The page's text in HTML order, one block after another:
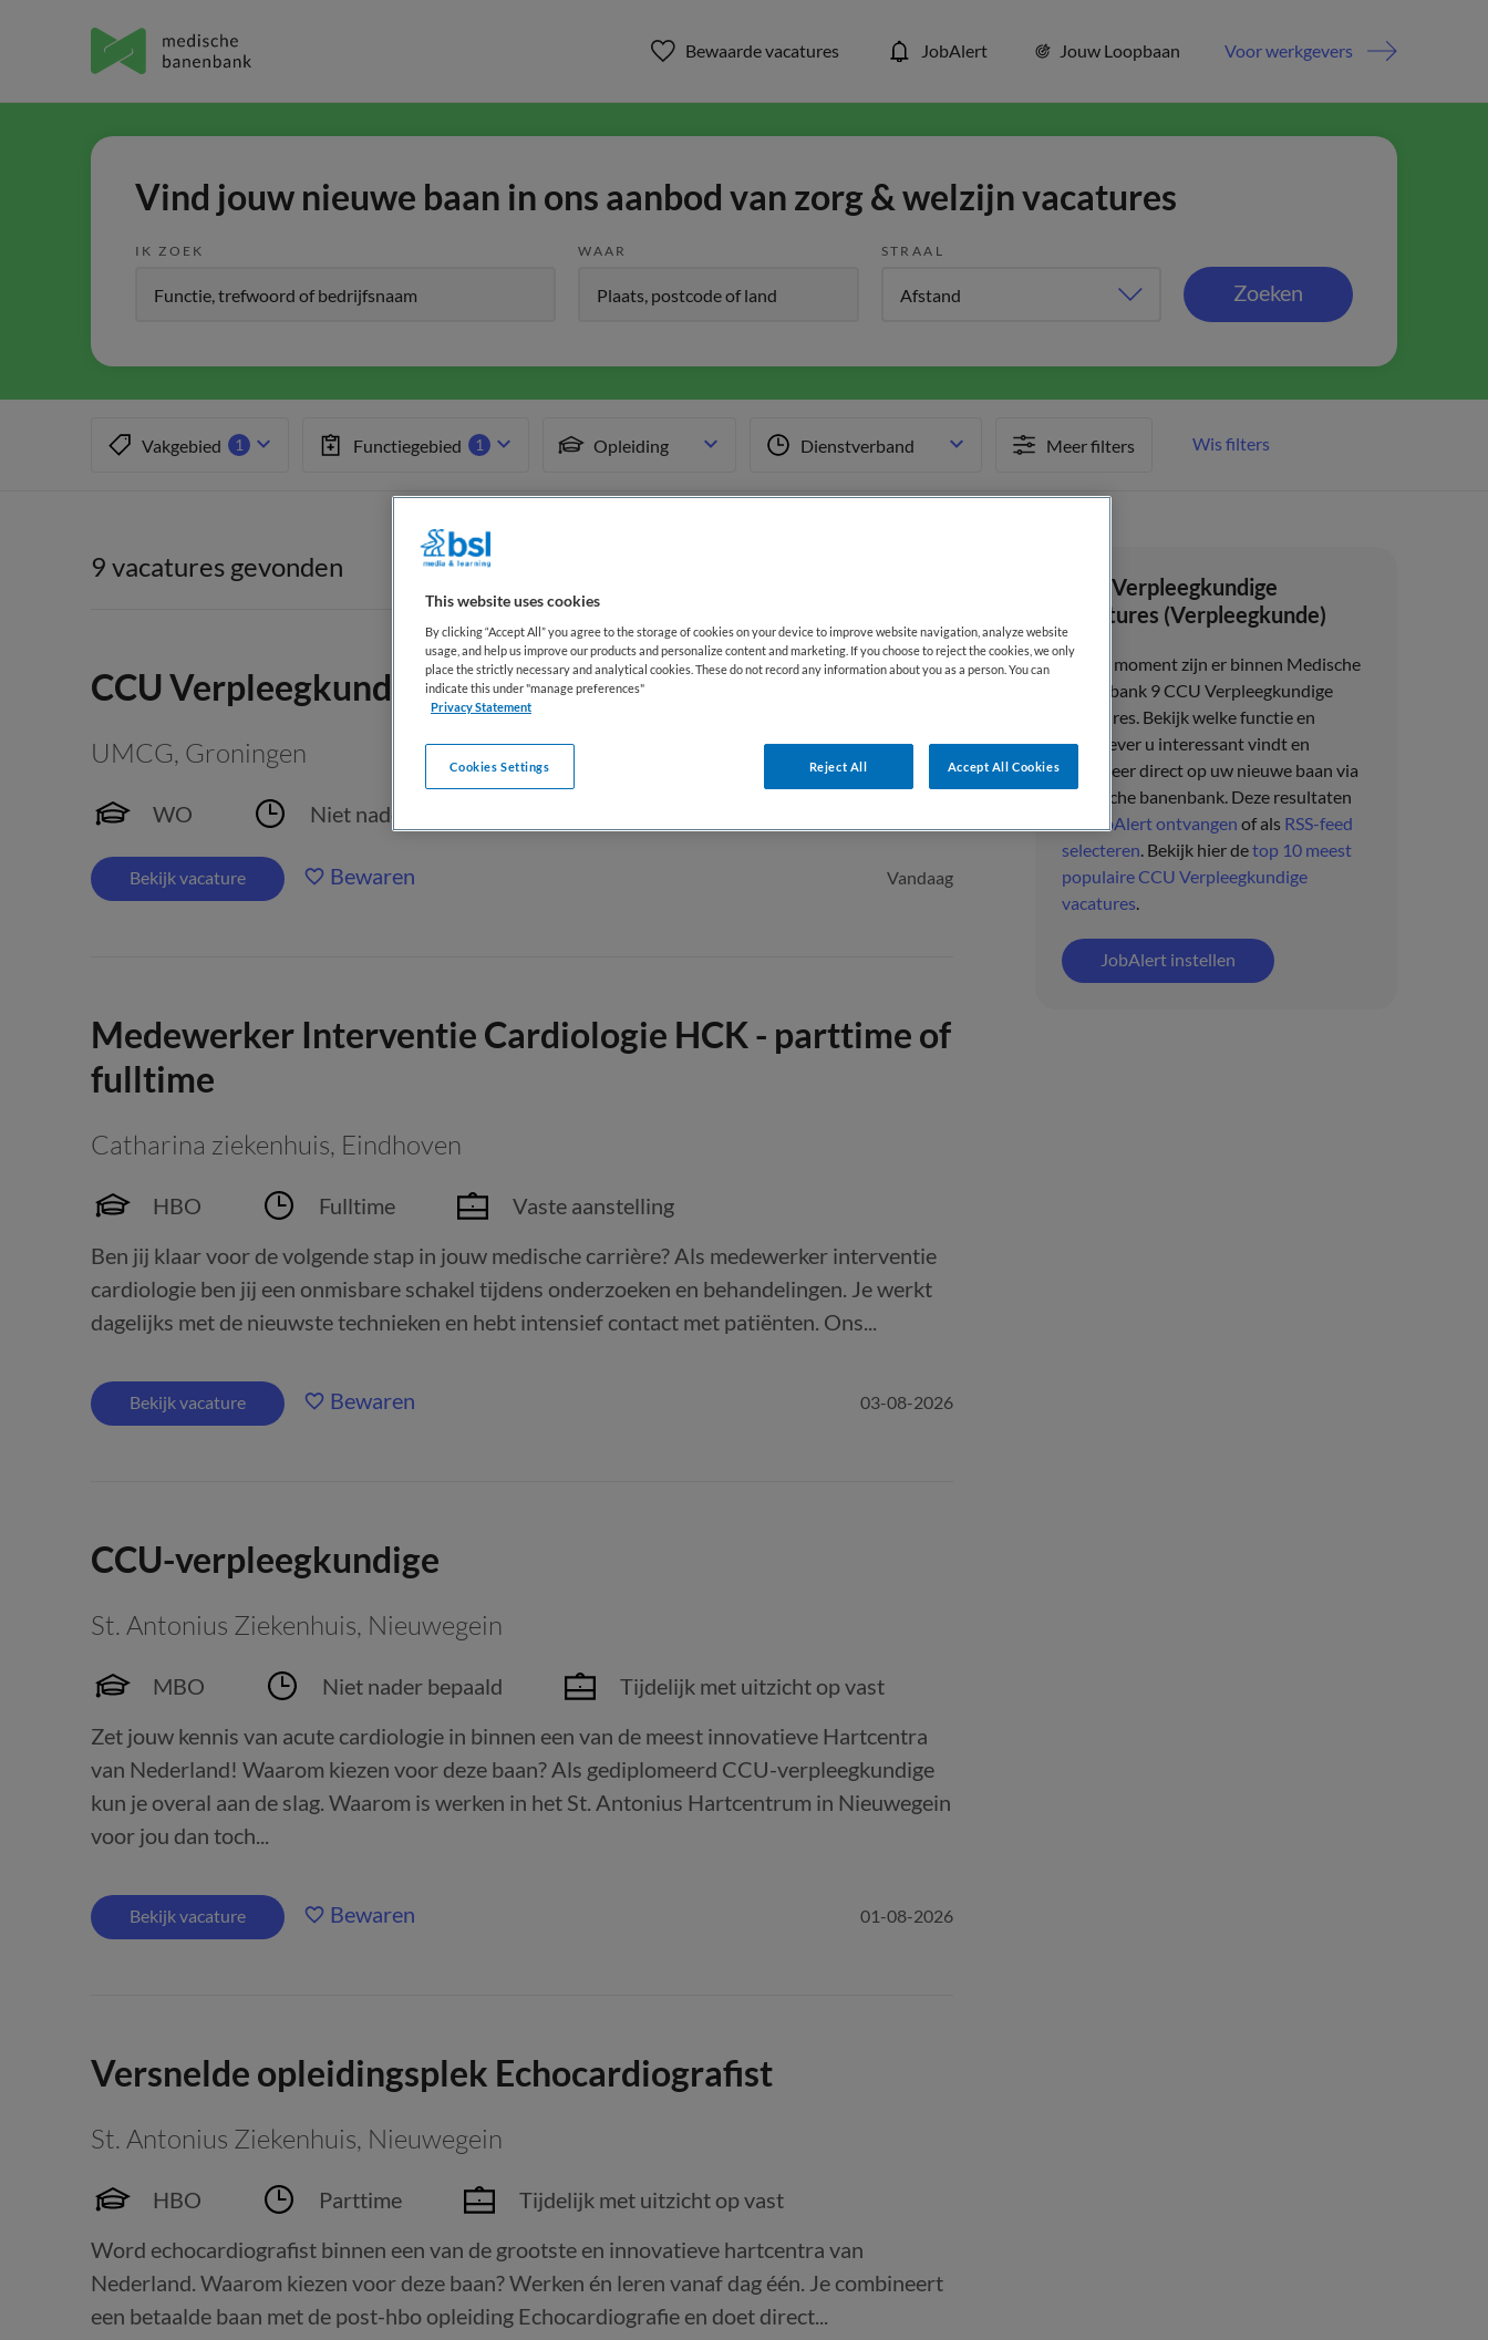
Bewaarde vacatures JobAlert Jouw Loopbaan Voor werkgevers
Vind jouw nieuwe baan in ons aanbod van zorg & welzijn vacatures
IK ZOEK WAAR STRAAL
Zoeken
Vakgebied 1 Functiegebied 1 Opleiding Dienstverband Meer filters Wis filters
CCU Verpleegkundige
vacatures (Verpleegkunde)
Op dit moment zijn er binnen Medische
banenbank 9 CCU Verpleegkundige
vacatures. Bekijk welke functie en
werkgever u interessant vindt en
solliciteer direct op uw nieuwe baan via
Medische banenbank. Deze resultaten
JobAlert ontvangen of als RSS-feed
selecteren. Bekijk hier detop 10 meest
populaire CCU Verpleegkundige
vacatures.
JobAlert instellen
9 vacatures gevonden
CCU Verpleegkundige
UMCG, Groningen
WO Niet nader bepaald
Bekijk vacature Bewaren Vandaag
Medewerker Interventie Cardiologie HCK - parttime of
fulltime
Catharina ziekenhuis, Eindhoven
HBO Fulltime
Vaste aanstelling
Ben jij klaar voor de volgende stap in jouw medische carrière? Als medewerker interventie
cardiologie ben jij een onmisbare schakel tijdens onderzoeken en behandelingen. Je werkt
dagelijks met de nieuwste technieken en hebt intensief contact met patiënten. Ons...
Bekijk vacature Bewaren 03-08-2026
CCU-verpleegkundige
St. Antonius Ziekenhuis, Nieuwegein
MBO Niet nader bepaald
Tijdelijk met uitzicht op vast
Zet jouw kennis van acute cardiologie in binnen een van de meest innovatieve Hartcentra
van Nederland! Waarom kiezen voor deze baan? Als gediplomeerd CCU-verpleegkundige
kun je overal aan de slag. Waarom is werken in het St. Antonius Hartcentrum in Nieuwegein
voor jou dan toch...
Bekijk vacature Bewaren 01-08-2026
Versnelde opleidingsplek Echocardiografist
St. Antonius Ziekenhuis, Nieuwegein
HBO Parttime
Tijdelijk met uitzicht op vast
Word echocardiografist binnen een van de grootste en innovatieve hartcentra van
Nederland. Waarom kiezen voor deze baan? Werken én leren vanaf dag één. Je combineert
een betaalde baan met de post-hbo opleiding Echocardiografie en doet direct...
This website uses cookies
By clicking “Accept All” you agree to the storage of cookies on your device to improve website navigation, analyze website
usage, and help us improve our products and personalize content and marketing. If you choose to reject the cookies, we only
place the strictly necessary and analytical cookies. These do not record any information about you as a person. You can
indicate this under "manage preferences"
Privacy Statement
Reject All Accept All Cookies
Cookies Settings